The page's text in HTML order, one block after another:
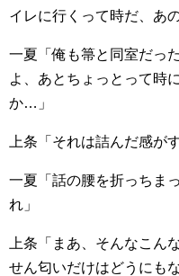
イレに行くって時だ、あ
一夏「俺も箒と同室だっ
よ、あとちょっとって時
か…」
上条「それは詰んだ感が
一夏「話の腰を折っちま
れ」
上条「まあ、そんなこん
せん匂いだけはどうに